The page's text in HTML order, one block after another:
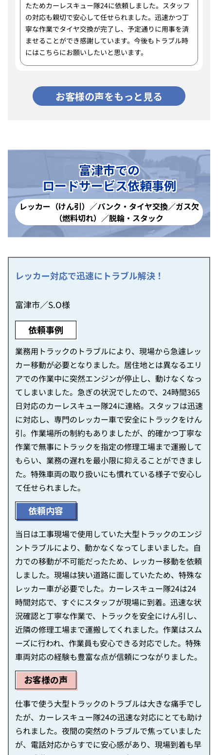
たためカーレスキュー隊24に依頼しました。スタッフ
の対応も親切で安心して任せられました。迅速かつ丁
寧な作業でタイヤ交換が完了し、予定通りに用事を済
ませることができ感謝しています。今後もトラブル時
にはこちらにお願いしたいと思います。
お客様の声をもっと見る
富津市での
ロードサービス依頼事例
レッカー（けん引）／パンク・タイヤ交換／ガス欠
（燃料切れ）／脱輪・スタック
レッカー対応で迅速にトラブル解決！
富津市／S.O様
依頼事例
業務用トラックのトラブルにより、現場から急遽レッ
カー移動が必要となりました。居住地とは異なるエリ
アでの作業中に突然エンジンが停止し、動けなくなっ
てしまいました。急ぎの状況でしたので、24時間365
日対応のカーレスキュー隊24に連絡。スタッフは迅速
に対応し、専門のレッカー車で安全にトラックをけん
引。作業場所の制約もありましたが、的確かつ丁寧な
作業で無事にトラックを指定の修理工場まで運搬して
もらい、業務の遅れを最小限に抑えることができまし
た。特殊車両の取り扱いにも慣れている様子で安心し
て任せられました。
依頼内容
当日は工事現場で使用していた大型トラックのエンジ
ントラブルにより、動かなくなってしまいました。自
力での移動が不可能だったため、レッカー移動を依頼
しました。現場は狭い道路に面していたため、特殊な
レッカー車が必要でした。カーレスキュー隊24は24
時間対応で、すぐにスタッフが現場に到着。迅速な状
況確認と丁寧な作業で、トラックを安全にけん引し、
近隣の修理工場まで運搬してくれました。作業はスム
ーズに行われ、作業員も安心できる対応でした。特殊
車両対応の経験も豊富な点が信頼につながりました。
お客様の声
仕事で使う大型トラックのトラブルは大きな痛手でし
たが、カーレスキュー隊24の迅速な対応にとても助け
られました。夜間の突然のトラブルで焦っていました
が、電話対応からすでに安心感があり、現場到着も早